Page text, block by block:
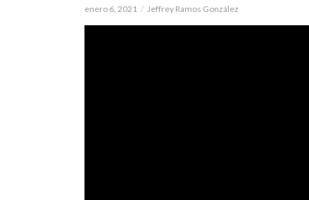
enero 6, 2021 Jeffrey Ramos González